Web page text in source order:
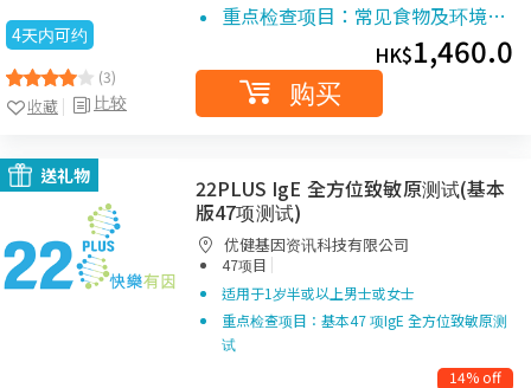
4天内可约
(3)
比较
收藏
重点检查项目：常见食物及环境…
HK$1,460.0
购买
送礼物
22PLUS IgE 全方位致敏原测试(基本
版47项测试)
优健基因资讯科技有限公司
47项目 |
适用于1岁半或以上男士或女士
重点检查项目：基本47 项IgE 全方位致敏原测
试
14% off